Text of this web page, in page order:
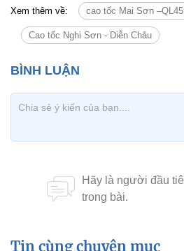
Xem thêm về: cao tốc Mai Sơn –QL45.
Cao tốc Nghi Sơn - Diễn Châu
Tin cùng chuyên mục